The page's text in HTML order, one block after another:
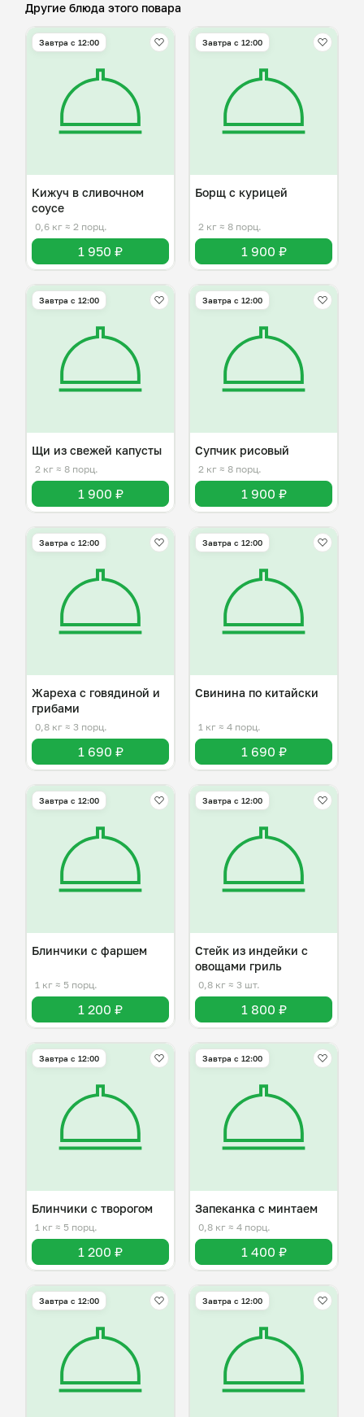
Другие блюда этого повара
Завтра c 12:00
Кижуч в сливочном
соусе
0,6 кг ≈ 2 порц.
1 950 ₽
Завтра c 12:00
Борщ с курицей
2 кг ≈ 8 порц.
1 900 ₽
Завтра c 12:00
Щи из свежей капусты
2 кг ≈ 8 порц.
1 900 ₽
Завтра c 12:00
Супчик рисовый
2 кг ≈ 8 порц.
1 900 ₽
Завтра c 12:00
Жареха с говядиной и
грибами
0,8 кг ≈ 3 порц.
1 690 ₽
Завтра c 12:00
Свинина по китайски
1 кг ≈ 4 порц.
1 690 ₽
Завтра c 12:00
Блинчики с фаршем
1 кг ≈ 5 порц.
1 200 ₽
Завтра c 12:00
Стейк из индейки с
овощами гриль
0,8 кг ≈ 3 шт.
1 800 ₽
Завтра c 12:00
Блинчики с творогом
1 кг ≈ 5 порц.
1 200 ₽
Завтра c 12:00
Запеканка с минтаем
0,8 кг ≈ 4 порц.
1 400 ₽
Завтра c 12:00 Завтра c 12:00